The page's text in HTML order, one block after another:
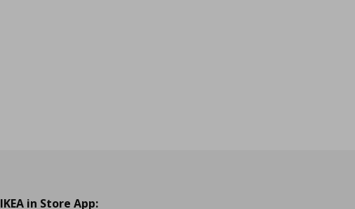
IKEA in Store App: